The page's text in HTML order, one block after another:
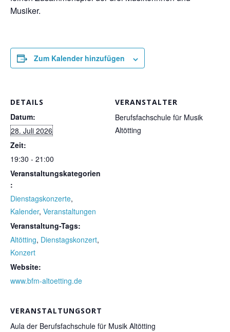
Musiker.
Zum Kalender hinzufügen
DETAILS
Datum:
28. Juli 2026
Zeit:
19:30 - 21:00
Veranstaltungskategorien
:
Dienstagskonzerte,
Kalender, Veranstaltungen
Veranstaltung-Tags:
Altötting, Dienstagskonzert,
Konzert
Website:
www.bfm-altoetting.de
VERANSTALTER
Berufsfachschule für Musik
Altötting
VERANSTALTUNGSORT
Aula der Berufsfachschule für Musik Altötting